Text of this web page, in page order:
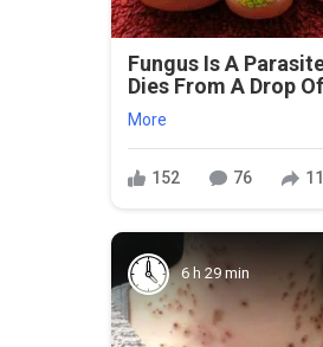
Fungus Is A
Dies From A Drop
More
152 76
6 h 29 min